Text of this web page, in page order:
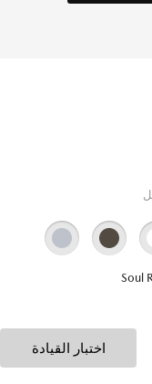
اختبار القيادة
Soul